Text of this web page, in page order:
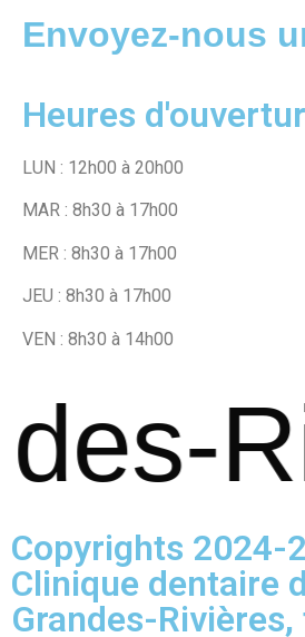
Envoyez-nous
Heures
LUN : 12h00 à 20h00
MAR : 8h30 à 17h00
MER : 8h30 à 17h00
JEU : 8h30 à 17h00
VEN : 8h30 à 14h00
Copyrights 2024-
Clinique dentaire
Grandes-